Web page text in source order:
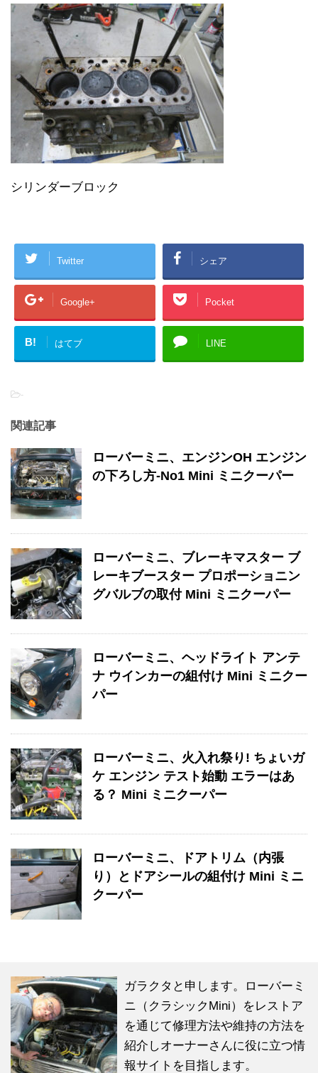
シリンダーブロック
Twitter シェア
Google+ Pocket
B! はてブ LINE
-
関連記事
ローバーミニ、エンジンOH エンジン
の下ろし方-No1 Mini ミニクーパー
ローバーミニ、ブレーキマスター ブ
レーキブースター プロポーショニン
グバルブの取付 Mini ミニクーパー
ローバーミニ、ヘッドライト アンテ
ナ ウインカーの組付け Mini ミニクー
パー
ローバーミニ、火入れ祭り! ちょいガ
ケ エンジン テスト始動 エラーはあ
る？ Mini ミニクーパー
ローバーミニ、ドアトリム（内張
り）とドアシールの組付け Mini ミニ
クーパー
ガラクタと申します。ローバーミ
ニ（クラシックMini）をレストア
を通じて修理方法や維持の方法を
紹介しオーナーさんに役に立つ情
報サイトを目指します。